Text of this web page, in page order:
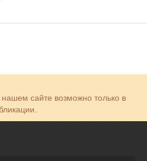
сайте возможно только в